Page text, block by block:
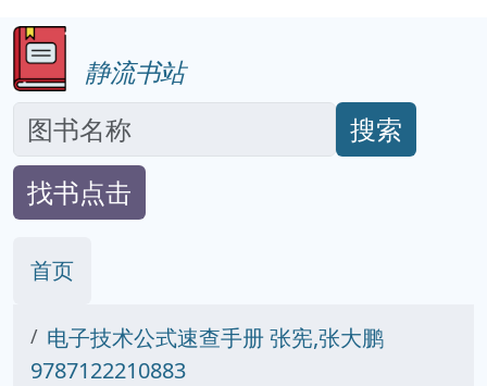
静流书站
搜索
找书点击
首页
电子技术公式速查手册 张宪,张大鹏
9787122210883